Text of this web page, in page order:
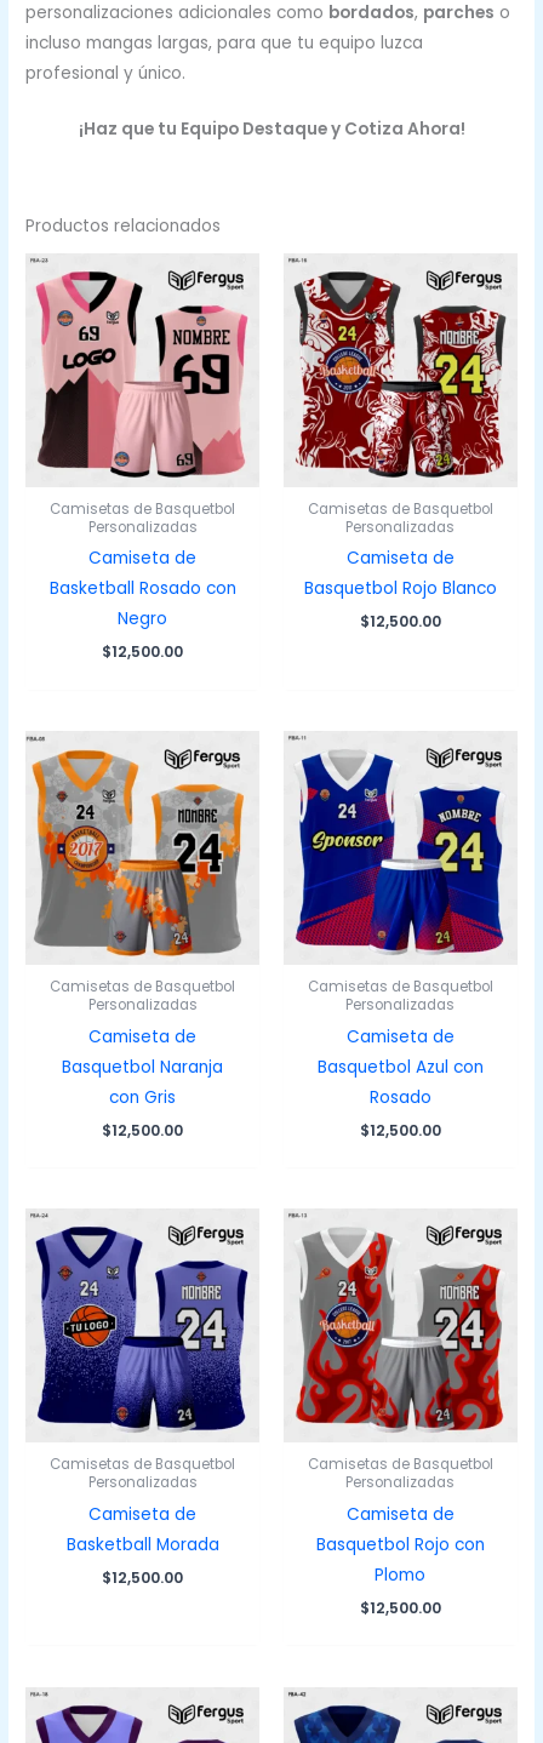
personalizaciones adicionales como bordados, parches o
incluso mangas largas, para que tu equipo luzca
profesional y único.
¡Haz que tu Equipo Destaque y Cotiza Ahora!
Productos relacionados
Camisetas de Basquetbol
Personalizadas
Camiseta de
Basketball Rosado con
Negro
$12,500.00
Camisetas de Basquetbol
Personalizadas
Camiseta de
Basquetbol Rojo Blanco
$12,500.00
Camisetas de Basquetbol
Personalizadas
Camiseta de
Basquetbol Naranja
con Gris
$12,500.00
Camisetas de Basquetbol
Personalizadas
Camiseta de
Basquetbol Azul con
Rosado
$12,500.00
Camisetas de Basquetbol
Personalizadas
Camiseta de
Basketball Morada
$12,500.00
Camisetas de Basquetbol
Personalizadas
Camiseta de
Basquetbol Rojo con
Plomo
$12,500.00